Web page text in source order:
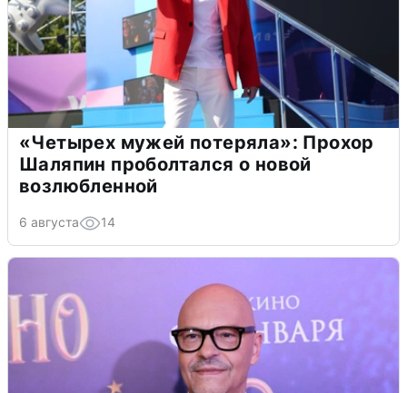
«Четырех мужей потеряла»: Прохор
Шаляпин проболтался о новой
возлюбленной
6 августа 14